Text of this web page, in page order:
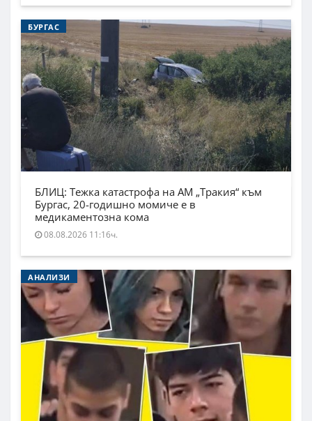
БУРГАС
БЛИЦ: Тежка катастрофа на АМ „Тракия“ към
Бургас, 20-годишно момиче е в
медикаментозна кома
08.08.2026 11:16ч.
АНАЛИЗИ